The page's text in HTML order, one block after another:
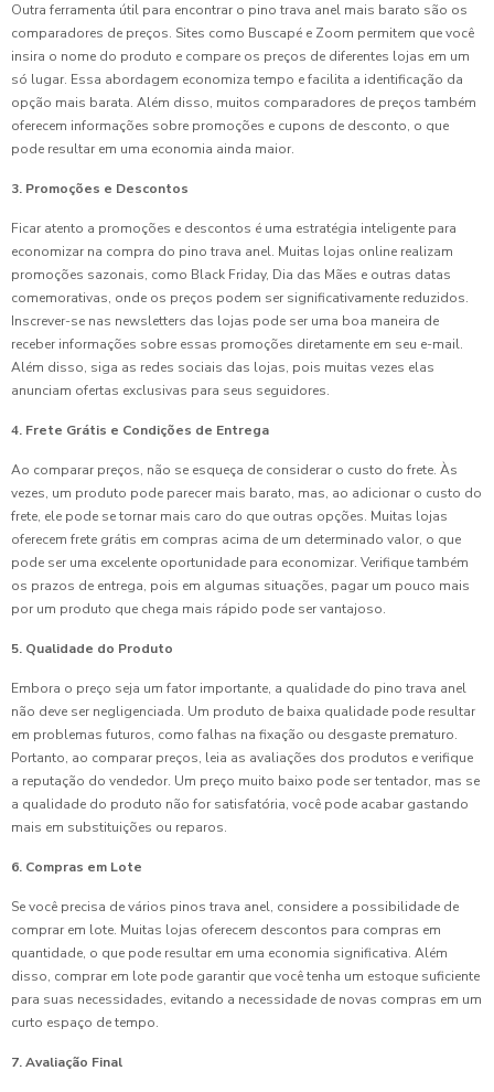
Outra ferramenta útil para encontrar o pino trava anel mais barato são os
comparadores de preços. Sites como Buscapé e Zoom permitem que você
insira o nome do produto e compare os preços de diferentes lojas em um
só lugar. Essa abordagem economiza tempo e facilita a identificação da
opção mais barata. Além disso, muitos comparadores de preços também
oferecem informações sobre promoções e cupons de desconto, o que
pode resultar em uma economia ainda maior.
3. Promoções e Descontos
Ficar atento a promoções e descontos é uma estratégia inteligente para
economizar na compra do pino trava anel. Muitas lojas online realizam
promoções sazonais, como Black Friday, Dia das Mães e outras datas
comemorativas, onde os preços podem ser significativamente reduzidos.
Inscrever-se nas newsletters das lojas pode ser uma boa maneira de
receber informações sobre essas promoções diretamente em seu e-mail.
Além disso, siga as redes sociais das lojas, pois muitas vezes elas
anunciam ofertas exclusivas para seus seguidores.
4. Frete Grátis e Condições de Entrega
Ao comparar preços, não se esqueça de considerar o custo do frete. Às
vezes, um produto pode parecer mais barato, mas, ao adicionar o custo do
frete, ele pode se tornar mais caro do que outras opções. Muitas lojas
oferecem frete grátis em compras acima de um determinado valor, o que
pode ser uma excelente oportunidade para economizar. Verifique também
os prazos de entrega, pois em algumas situações, pagar um pouco mais
por um produto que chega mais rápido pode ser vantajoso.
5. Qualidade do Produto
Embora o preço seja um fator importante, a qualidade do pino trava anel
não deve ser negligenciada. Um produto de baixa qualidade pode resultar
em problemas futuros, como falhas na fixação ou desgaste prematuro.
Portanto, ao comparar preços, leia as avaliações dos produtos e verifique
a reputação do vendedor. Um preço muito baixo pode ser tentador, mas se
a qualidade do produto não for satisfatória, você pode acabar gastando
mais em substituições ou reparos.
6. Compras em Lote
Se você precisa de vários pinos trava anel, considere a possibilidade de
comprar em lote. Muitas lojas oferecem descontos para compras em
quantidade, o que pode resultar em uma economia significativa. Além
disso, comprar em lote pode garantir que você tenha um estoque suficiente
para suas necessidades, evitando a necessidade de novas compras em um
curto espaço de tempo.
7. Avaliação Final